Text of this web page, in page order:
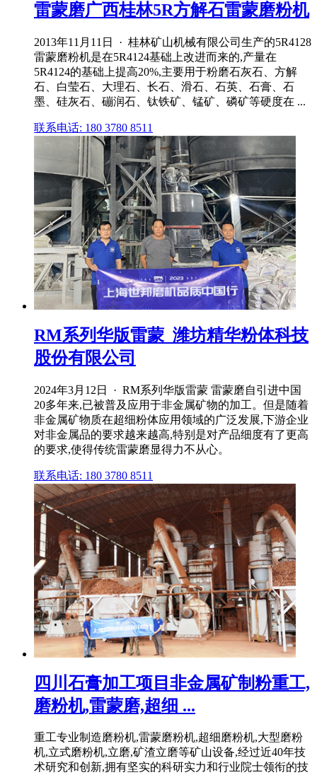
雷蒙磨广西桂林5R方解石雷蒙磨粉机
2013年11月11日 · 桂林矿山机械有限公司生产的5R4128
雷蒙磨粉机是在5R4124基础上改进而来的,产量在
5R4124的基础上提高20%,主要用于粉磨石灰石、方解
石、白莹石、大理石、长石、滑石、石英、石膏、石
墨、硅灰石、磞润石、钛铁矿、锰矿、磷矿等硬度在 ...
联系电话: 180 3780 8511
RM系列华版雷蒙_潍坊精华粉体科技
股份有限公司
2024年3月12日 · RM系列华版雷蒙 雷蒙磨自引进中国
20多年来,已被普及应用于非金属矿物的加工。但是随着
非金属矿物质在超细粉体应用领域的广泛发展,下游企业
对非金属品的要求越来越高,特别是对产品细度有了更高
的要求,使得传统雷蒙磨显得力不从心。
联系电话: 180 3780 8511
四川石膏加工项目非金属矿制粉重工,
磨粉机,雷蒙磨,超细 ...
重工专业制造磨粉机,雷蒙磨粉机,超细磨粉机,大型磨粉
机,立式磨粉机,立磨,矿渣立磨等矿山设备,经过近40年技
术研究和创新,拥有坚实的科研实力和行业院士领衔的技